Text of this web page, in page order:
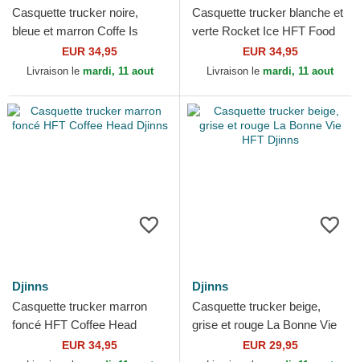
Casquette trucker noire,
bleue et marron Coffe Is
Always A Good Idea HFT
Food Djinns
EUR 34,95
Livraison le mardi, 11 aout
Casquette trucker blanche et
verte Rocket Ice HFT Food
EUR 34,95
Livraison le mardi, 11 aout
Djinns
Casquette trucker marron
foncé HFT Coffee Head
EUR 34,95
Djinns
Casquette trucker beige,
grise et rouge La Bonne Vie
HFT DjinnsEUR 29,95